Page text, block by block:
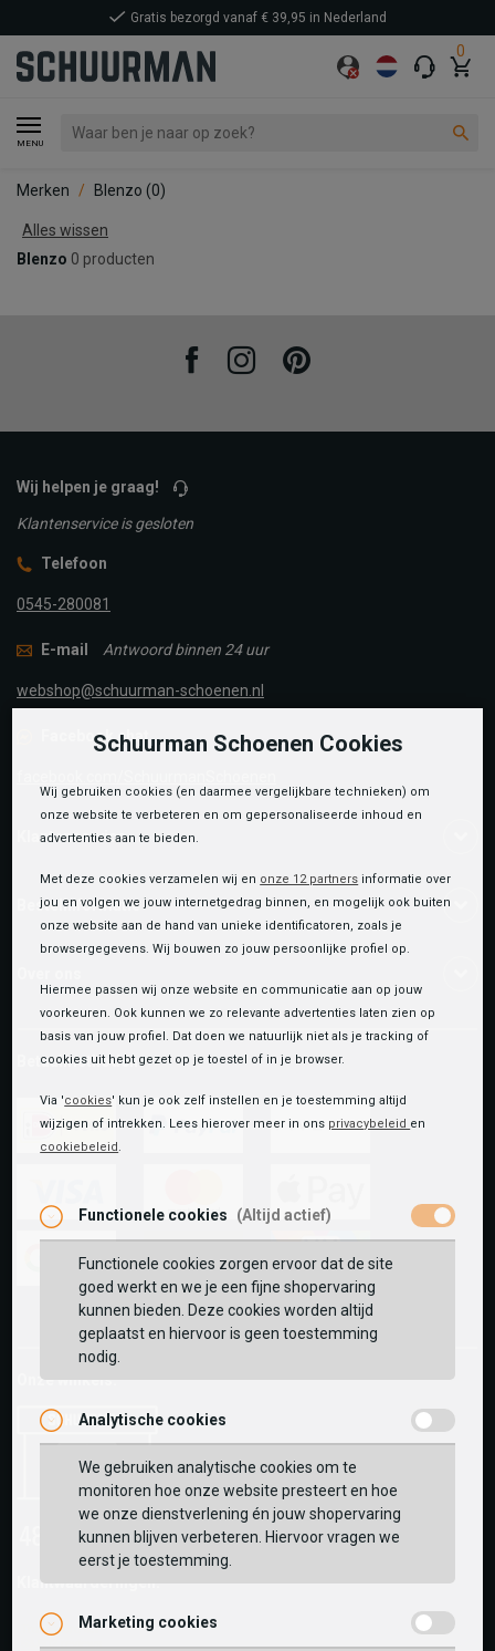
0
MENU
Gratis bezorgd vanaf € 39,95 in Nederland
Merken Blenzo (0)
Alles wissen
Blenzo 0 producten
FacebookInstagramPinterest
Wij helpen je graag!
Klantenservice is gesloten
Telefoon
0545-280081
E-mail Antwoord binnen 24 uur
webshop@schuurman-schoenen.nl
Facebook chat
Klantenservice
Bestelinformatie
Betaalmethoden
visa
fashion-
cheque
vvv-
giftcard
Onze winkels:
Klantwaarderingen:
Schuurman Schoenen Cookies
Wij gebruiken cookies (en daarmee vergelijkbare technieken) om
onze website te verbeteren en om gepersonaliseerde inhoud en
advertenties aan te bieden.
Met deze cookies verzamelen wij en onze 12 partners informatie over
jou en volgen we jouw internetgedrag binnen, en mogelijk ook buiten
onze website aan de hand van unieke identificatoren, zoals je
browsergegevens. Wij bouwen zo jouw persoonlijke profiel op.
Hiermee passen wij onze website en communicatie aan op jouw
voorkeuren. Ook kunnen we zo relevante advertenties laten zien op
basis van jouw profiel. Dat doen we natuurlijk niet als je tracking of
cookies uit hebt gezet op je toestel of in je browser.
Via 'cookies' kun je ook zelf instellen en je toestemming altijd
wijzigen of intrekken. Lees hierover meer in ons privacybeleid en
cookiebeleid .
Functionele cookies (Altijd actief)
Functionele cookies zorgen ervoor dat de site
goed werkt en we je een fijne shopervaring
kunnen bieden. Deze cookies worden altijd
geplaatst en hiervoor is geen toestemming
nodig.
Analytische cookies
We gebruiken analytische cookies om te
monitoren hoe onze website presteert en hoe
we onze dienstverlening én jouw shopervaring
kunnen blijven verbeteren. Hiervoor vragen we
eerst je toestemming.
Marketing cookies